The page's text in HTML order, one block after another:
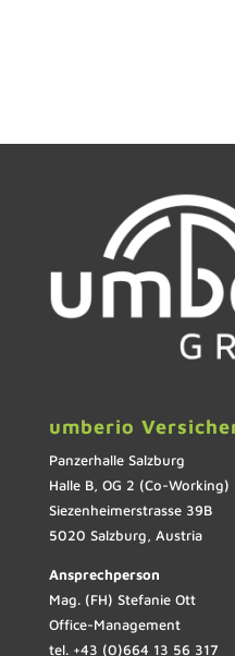
umberio
Panzerhalle Salzburg
Halle B, OG 2 (Co-Working)
Siezenheimerstrasse 39B
5020 Salzburg, Austria
Ansprechperson
Mag. (FH) Stefanie Ott
Office-Management
tel. +43 (0)664 13 56 317